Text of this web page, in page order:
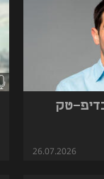
טק
26.07.2026